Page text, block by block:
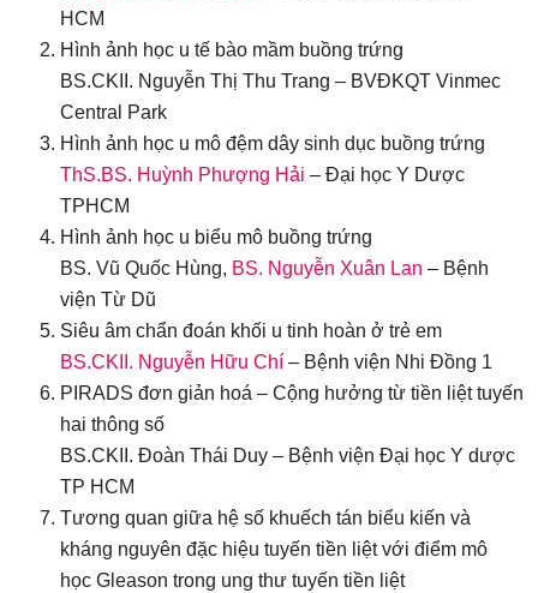
HCM
Hình ảnh học u tế bào mầm buồng trứng
BS.CKII. Nguyễn Thị Thu Trang – BVĐKQT Vinmec
Central Park
Hình ảnh học u mô đệm dây sinh dục buồng trứng
ThS.BS. Huỳnh Phượng Hải – Đại học Y Dược
TPHCM
Hình ảnh học u biểu mô buồng trứng
BS. Vũ Quốc Hùng, BS. Nguyễn Xuân Lan – Bệnh
viện Từ Dũ
Siêu âm chẩn đoán khối u tinh hoàn ở trẻ em
BS.CKII. Nguyễn Hữu Chí – Bệnh viện Nhi Đồng 1
PIRADS đơn giản hoá – Cộng hưởng từ tiền liệt tuyến
hai thông số
BS.CKII. Đoàn Thái Duy – Bệnh viện Đại học Y dược
TP HCM
Tương quan giữa hệ số khuếch tán biểu kiến và
kháng nguyên đặc hiệu tuyến tiền liệt với điểm mô
học Gleason trong ung thư tuyến tiền liệt